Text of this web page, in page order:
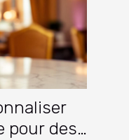
pour des